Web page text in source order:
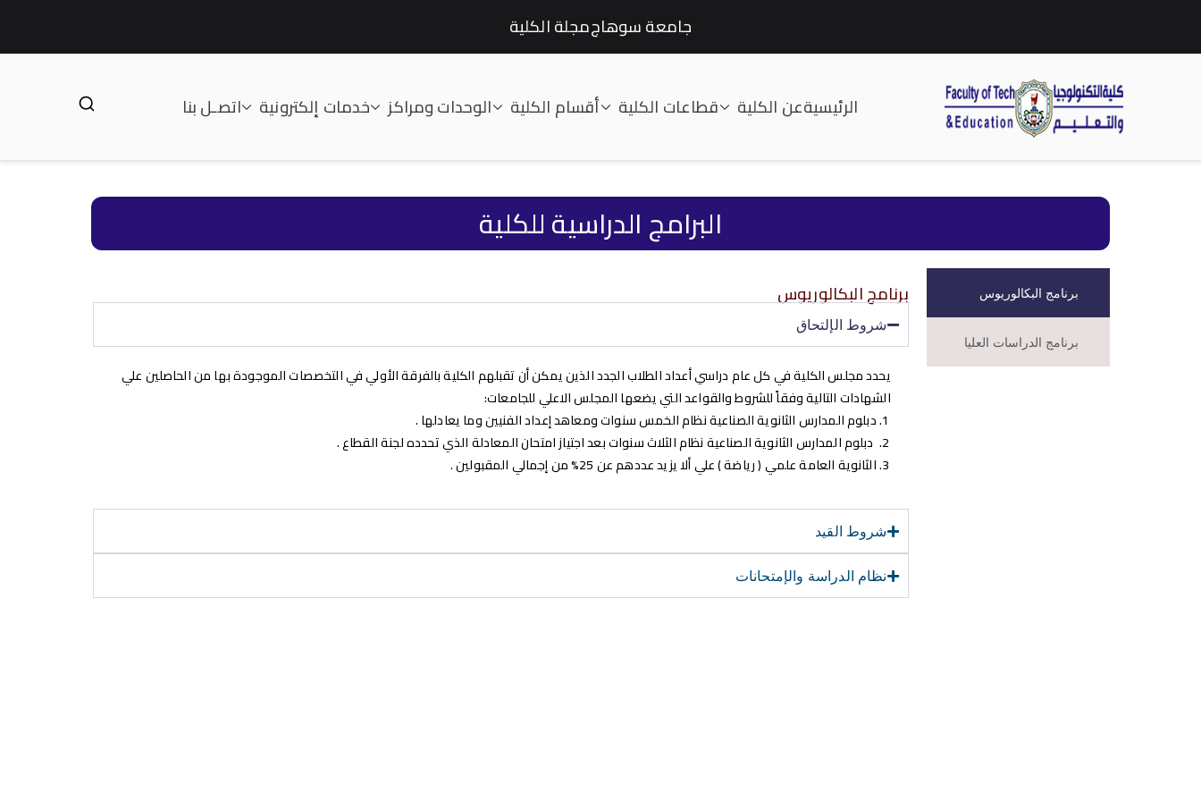
جامعة سوهاجمجلة الكلية
الرئيسيةعن الكلية قطاعات الكلية أقسام الكلية الوحدات ومراكز خدمات إلكترونية اتصـل بنا
البرامج الدراسية للكلية
برنامج البكالوريوس
برنامج الدراسات العليا
برنامج البكالوريوس
شروط الإلتحاق
يحدد مجلس الكلية في كل عام دراسي أعداد الطلاب الجدد الذين يمكن أن تقبلهم الكلية بالفرقة الأولي في التخصصات الموجودة بها من الحاصلين علي
الشهادات التالية وفقاً للشروط والقواعد التي يضعها المجلس الاعلي للجامعات:
دبلوم المدارس الثانوية الصناعية نظام الخمس سنوات ومعاهد إعداد الفنيين وما يعادلها .
دبلوم المدارس الثانوية الصناعية نظام الثلاث سنوات بعد اجتياز امتحان المعادلة الذي تحدده لجنة القطاع .
الثانوية العامة علمي ( رياضة ) علي ألا يزيد عددهم عن 25% من إجمالي المقبولين .
شروط القيد
نظام الدراسة والإمتحانات